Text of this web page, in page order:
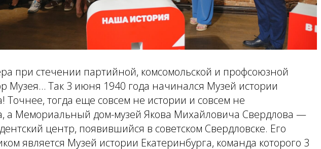
при стечении партийной, комсомольской и профсоюзной
Музея… Так 3 июня 1940 года начинался Музей истории
Точнее, тогда еще совсем не истории и совсем не
а Мемориальный дом-музей Якова Михайловича Свердлова —
центр, появившийся в советском Свердловске. Его
является Музей истории Екатеринбурга, команда которого 3